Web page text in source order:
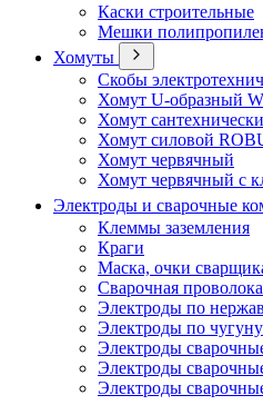
Каски строительные
Мешки
Хомуты
Скобы
Хомут U-образный
Хомут
Хомут силовой
Хомут червячный
Хомут червячный с
Электроды и сварочные
Клеммы заземления
Краги
Маска, очки
Сварочная проволока
Электроды по
Электроды по чугуну
Электроды
Электроды
Электроды